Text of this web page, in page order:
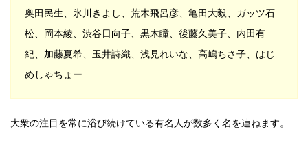
奥田民生、氷川きよし、荒木飛呂彦、亀田大毅、ガッツ石
松、岡本綾、渋谷日向子、黒木瞳、後藤久美子、内田有
紀、加藤夏希、玉井詩織、浅見れいな、高嶋ちさ子、はじ
めしゃちょー
大衆の注目を常に浴び続けている有名人が数多く名を連ねます。